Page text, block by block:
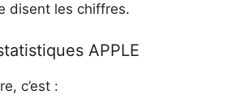
disent les chiffres.
APPLE
c’est :